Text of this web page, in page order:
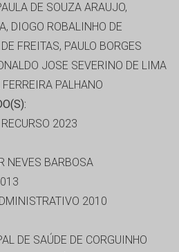
DE SOUZA ARAUJO,
DIOGO ROBALINHO DE
FREITAS, PAULO BORGES
JOSE SEVERINO DE LIMA
FERREIRA PALHANO
2023
NEVES BARBOSA
2010
DE SAÚDE DE CORGUINHO